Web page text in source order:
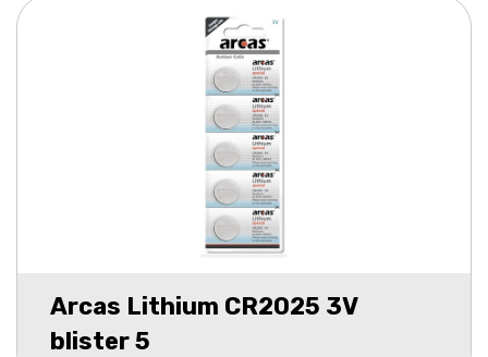
Arcas Lithium CR2025 3V
blister 5